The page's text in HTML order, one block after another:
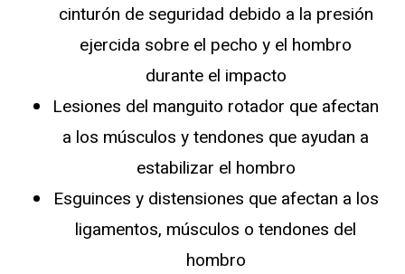
cinturón de seguridad debido a la presión
ejercida sobre el pecho y el hombro
durante el impacto
Lesiones del manguito rotador que afectan
a los músculos y tendones que ayudan a
estabilizar el hombro
Esguinces y distensiones que afectan a los
ligamentos, músculos o tendones del
hombro